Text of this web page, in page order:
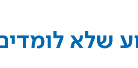
שלא